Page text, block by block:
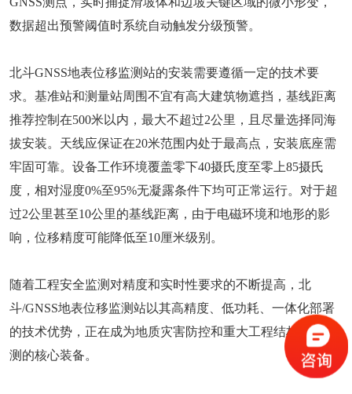
数据超出预警阈值时系统自动触发分级预警。
北斗GNSS地表位移监测站的安装需要遵循一定的技术要
求。基准站和测量站周围不宜有高大建筑物遮挡，基线距离
推荐控制在500米以内，最大不超过2公里，且尽量选择同海
拔安装。天线应保证在20米范围内处于最高点，安装底座需
牢固可靠。设备工作环境覆盖零下40摄氏度至零上85摄氏
度，相对湿度0%至95%无凝露条件下均可正常运行。对于超
过2公里甚至10公里的基线距离，由于电磁环境和地形的影
响，位移精度可能降低至10厘米级别。
随着工程安全监测对精度和实时性要求的不断提高，北
斗/GNSS地表位移监测站以其高精度、低功耗、一体化部署
的技术优势，正在成为地质灾害防控和重大工程结构健康监
测的核心装备。